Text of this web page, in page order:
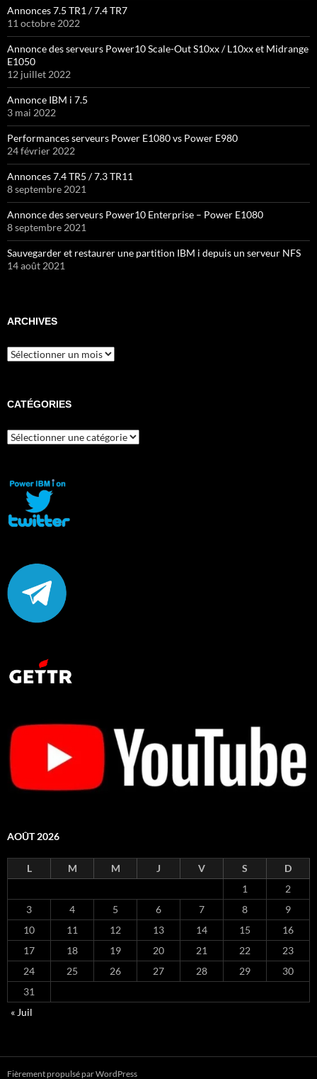
Annonces 7.5 TR1 / 7.4 TR7
11 octobre 2022
Annonce des serveurs Power10 Scale-Out S10xx / L10xx et Midrange
E1050
12 juillet 2022
Annonce IBM i 7.5
3 mai 2022
Performances serveurs Power E1080 vs Power E980
24 février 2022
Annonces 7.4 TR5 / 7.3 TR11
8 septembre 2021
Annonce des serveurs Power10 Enterprise – Power E1080
8 septembre 2021
Sauvegarder et restaurer une partition IBM i depuis un serveur NFS
14 août 2021
ARCHIVES
Archives
CATÉGORIES
Catégories
AOÛT 2026
L M M J V S
D
1
2
3
4 5 6 7 8
9
10
11 12 13 14 15
16
17
18 19 20 21 22
23
24
25 26 27 28 29
30
31
« Juil
Fièrement propulsé par WordPress